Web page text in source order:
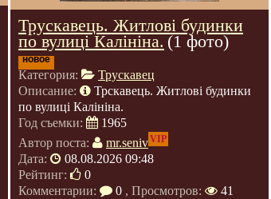
Трускавець. Житлові будинки
по вулиці Калініна.(1 фото)
новое
Категория:
Трускавец
Описание:
Трскавець. Житлові будинки
по вулиці Калініна.
Год съемки:
1965
Автор поста:
mr.senivVIP
Дата:
08.08.2026 09:48
Рейтинг:
0
Комментарии:
0 , Просмотров:
41